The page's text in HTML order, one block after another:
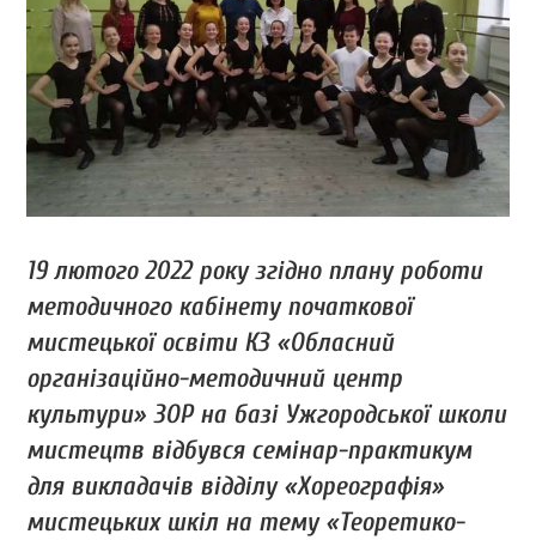
19 лютого 2022 року згідно плану роботи
методичного кабінету початкової
мистецької освіти КЗ «Обласний
організаційно-методичний центр
культури» ЗОР на базі Ужгородської школи
мистецтв відбувся семінар-практикум
для викладачів відділу «Хореографія»
мистецьких шкіл на тему «Теоретико-